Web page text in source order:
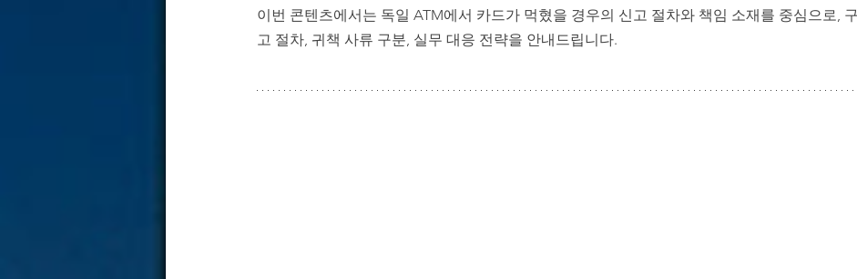
이번 콘텐츠에서는 독일 ATM에서 카드가 먹혔을 경우의 신고 절차와 책임 소재를 중심으로,
고 절차, 귀책 사류 구분, 실무 대응 전략을 안내드립니다.